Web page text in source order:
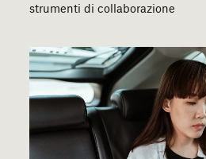
strumenti di collaborazione